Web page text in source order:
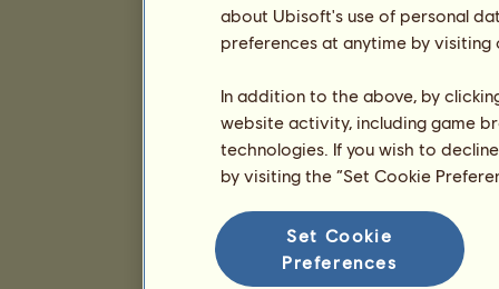
about Ubisoft's use of personal
preferences at anytime by
In addition to the above, by
website activity, including game
technologies. If you wish to
by visiting the “Set Cookie
Set Cookie
Preferences